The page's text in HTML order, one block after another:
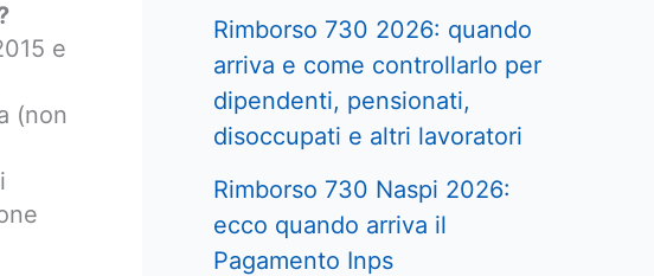
e
(non
Rimborso 730 2026: quando
arriva e come controllarlo per
dipendenti, pensionati,
disoccupati e altri lavoratori
Rimborso 730 Naspi 2026:
ecco quando arriva il
Pagamento Inps